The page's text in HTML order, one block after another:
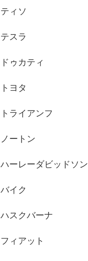
ティソ
テスラ
ドゥカティ
トヨタ
トライアンフ
ノートン
ハーレーダビッドソン
バイク
ハスクバーナ
フィアット